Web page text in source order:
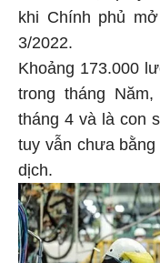
khi Chính phủ
3/2022.
Khoảng 173.000
trong tháng
tháng 4 và là con
tuy vẫn chưa
dịch.